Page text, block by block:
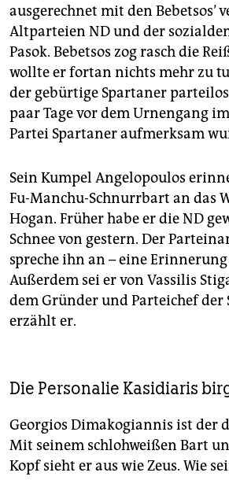
ausgerechnet mit den Bebetsos’
Altparteien ND und der
Pasok. Bebetsos zog rasch die
wollte er fortan nichts mehr zu
der gebürtige Spartaner
paar Tage vor dem Urnengang
Partei Spartaner aufmerksam
Sein Kumpel Angelopoulos
Fu-Manchu-Schnurrbart an das
Hogan. Früher habe er die ND
Schnee von gestern. Der
spreche ihn an – eine
Außerdem sei er von Vassilis
dem Gründer und Parteichef der
erzählt er.
Die Personalie Kasidiaris
Georgios Dimakogiannis ist der
Mit seinem schlohweißen Bart
Kopf sieht er aus wie Zeus. Wie